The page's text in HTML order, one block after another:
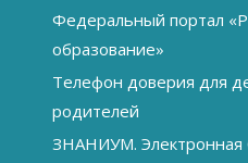
Федеральный портал
образование»
Телефон доверия для
родителей
ЗНАНИУМ. Электронная